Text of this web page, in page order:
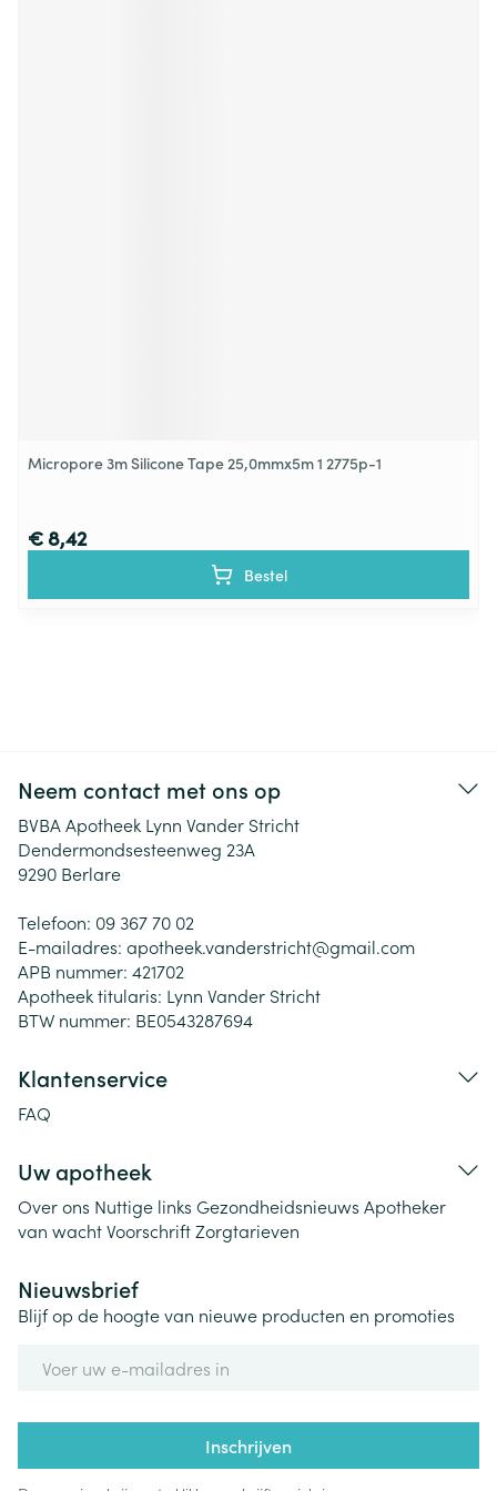
Micropore 3m Silicone Tape 25,0mmx5m 1 2775p-1
€ 8,42
Bestel
Neem contact met ons op
BVBA Apotheek Lynn Vander Stricht
Dendermondsesteenweg 23A
9290 Berlare
Telefoon: 09 367 70 02
E-mailadres: apotheek.vanderstricht@gmail.com
APB nummer: 421702
Apotheek titularis: Lynn Vander Stricht
BTW nummer: BE0543287694
Klantenservice
FAQ
Uw apotheek
Over ons Nuttige links Gezondheidsnieuws Apotheker
van wachtVoorschriftZorgtarieven
Nieuwsbrief
Blijf op de hoogte van nieuwe producten en promoties
Inschrijven